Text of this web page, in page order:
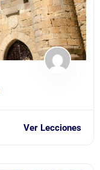
Ver Lecciones